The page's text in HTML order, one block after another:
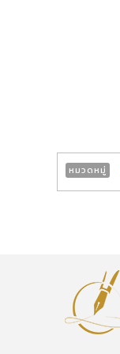
หมวดหมู่